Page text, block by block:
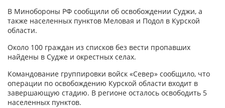
В Минобороны РФ сообщили об освобождении Суджи, а
также населенных пунктов Меловая и Подол в Курской
области.
Около 100 граждан из списков без вести пропавших
найдены в Судже и окрестных селах.
Командование группировки войск «Север» сообщило, что
операции по освобождению Курской области входит в
завершающую стадию. В регионе осталось освободить 5
населенных пунктов.